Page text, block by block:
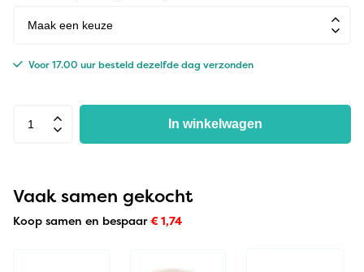
Voor 17.00 uur besteld dezelfde dag verzonden
In winkelwagen
Vaak samen gekocht
Koop samen en bespaar€1,74